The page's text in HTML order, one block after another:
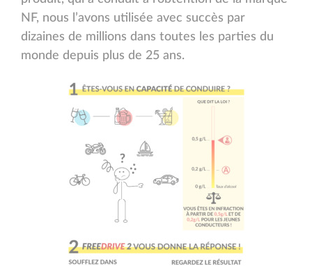
NF, nous l’avons utilisée avec succès par
dizaines de millions dans toutes les parties du
monde depuis plus de 25 ans.